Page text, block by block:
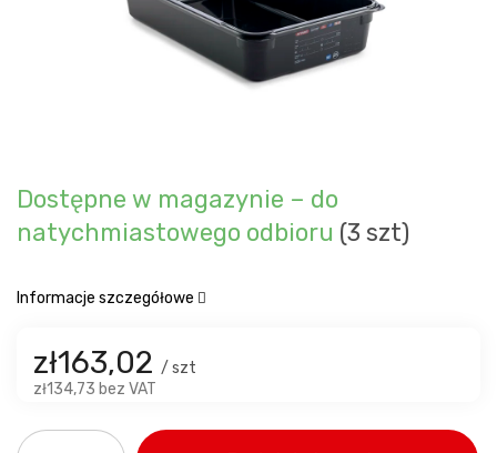
zł163,02 / szt
zł134,73 bez VAT
Dostępne w magazynie – do
natychmiastowego odbioru (3 szt)
Informacje szczegółowe